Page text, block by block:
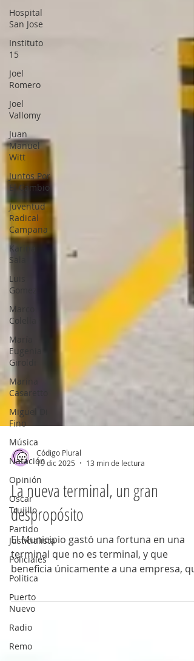
Hospital
San Jose
Instituto
15
Joel
Romero
Joel
Vallomy
Juan
Manuel
Witt
Juntos Por
El Cambio
Juventud
Radical
Campana
Karina
Sala
Luis
Gomez
Marco
Colella
María
Eugenia
Giroldi
Marina
Casaretto
Miguel Di
Fino
Música
Natación
Opinión
Oscar
Trujillo
Partido
Justicialista
Policiales
Política
Puerto
Nuevo
Radio
Remo
19 dic 2025
13 min de lectura
La nueva terminal, un gran
despropósito
El Municipio gastó una fortuna en una
terminal que no es terminal, y que
encima hace años opera en condición
además, decidió eliminar las paradas
intermedias del servicio directo a Once,